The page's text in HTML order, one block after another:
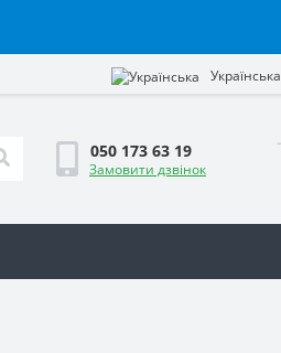
Українська
050 173 63 19
Замовити дзвінок